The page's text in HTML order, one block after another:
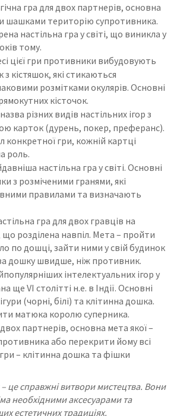
гра для двох партнерів, основна
шашками територію супротивника.
настільна гра у світі, що виникла у
тому.
цієї гри противники вибудовують
кістяшок, які стикаються
розмітками окулярів.Основні
кісточок.
різних видів настільних ігор з
карток (дурень, покер, преферанс).
конкретної гри, кожній картці
роль.
настільна гра у світі.Основні
з розміченими гранями, які
правилами та визначають
гра для двох гравців на
розділена навпіл. Мета – пройти
по дошці, зайти ними у свій будинок
дошку швидше, ніж противник.
інтелектуальних ігор у
ще VI столітті н.е. в Індії.Основні
(чорні, білі) та клітинна дошка.
матюка королю суперника.
партнерів, основна мета якої –
або перекрити йому всі
– клітинна дошка та фішки
це справжні витвори мистецтва. Вони
необхідними аксесуарами та
естетичних традиціях.